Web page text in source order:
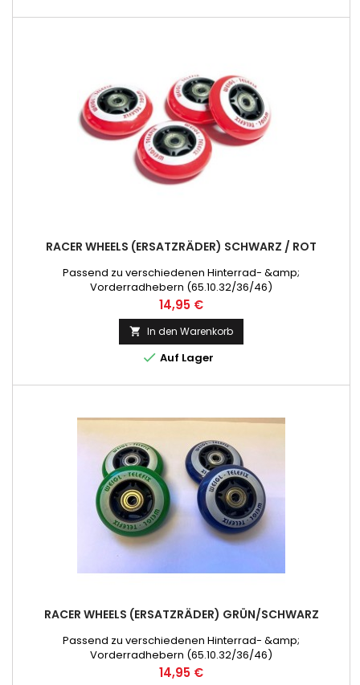
RACER WHEELS (ERSATZRÄDER) SCHWARZ / ROT
Passend zu verschiedenen Hinterrad- &amp;
Vorderradhebern (65.10.32/36/46)
Preis
14,95 €
 In den Warenkorb
 Auf Lager
RACER WHEELS (ERSATZRÄDER) GRÜN/SCHWARZ
Passend zu verschiedenen Hinterrad- &amp;
Vorderradhebern (65.10.32/36/46)
Preis
14,95 €